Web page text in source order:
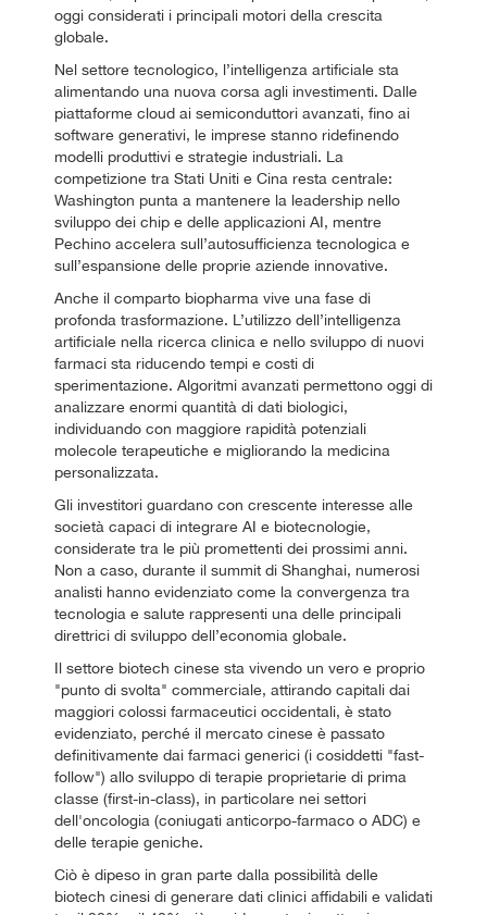
oggi considerati i principali motori della crescita
globale.
Nel settore tecnologico, l’intelligenza artificiale sta
alimentando una nuova corsa agli investimenti. Dalle
piattaforme cloud ai semiconduttori avanzati, fino ai
software generativi, le imprese stanno ridefinendo
modelli produttivi e strategie industriali. La
competizione tra Stati Uniti e Cina resta centrale:
Washington punta a mantenere la leadership nello
sviluppo dei chip e delle applicazioni AI, mentre
Pechino accelera sull’autosufficienza tecnologica e
sull’espansione delle proprie aziende innovative.
Anche il comparto biopharma vive una fase di
profonda trasformazione. L’utilizzo dell’intelligenza
artificiale nella ricerca clinica e nello sviluppo di nuovi
farmaci sta riducendo tempi e costi di
sperimentazione. Algoritmi avanzati permettono oggi di
analizzare enormi quantità di dati biologici,
individuando con maggiore rapidità potenziali
molecole terapeutiche e migliorando la medicina
personalizzata.
Gli investitori guardano con crescente interesse alle
società capaci di integrare AI e biotecnologie,
considerate tra le più promettenti dei prossimi anni.
Non a caso, durante il summit di Shanghai, numerosi
analisti hanno evidenziato come la convergenza tra
tecnologia e salute rappresenti una delle principali
direttrici di sviluppo dell’economia globale.
Il settore biotech cinese sta vivendo un vero e proprio
"punto di svolta" commerciale, attirando capitali dai
maggiori colossi farmaceutici occidentali, è stato
evidenziato, perché il mercato cinese è passato
definitivamente dai farmaci generici (i cosiddetti "fast-
follow") allo sviluppo di terapie proprietarie di prima
classe (first-in-class), in particolare nei settori
dell'oncologia (coniugati anticorpo-farmaco o ADC) e
delle terapie geniche.
Ciò è dipeso in gran parte dalla possibilità delle
biotech cinesi di generare dati clinici affidabili e validati